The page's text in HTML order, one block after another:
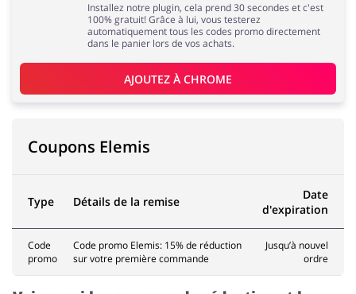
Bijoux & Accessoires Lingerie & Érotique
Santé & Beauté
Installez notre plugin, cela prend 30 secondes et c'est
100% gratuit! Grâce à lui, vous testerez
automatiquement tous les codes promo directement
dans le panier lors de vos achats.
AJOUTEZ À CHROME
Coupons Elemis
Type Détails de la remise
Date
d'expiration
Code
promo
Code promo Elemis: 15% de réduction
sur votre première commande
Jusqu’à nouvel
ordre